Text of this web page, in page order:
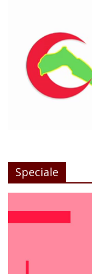
Speciale